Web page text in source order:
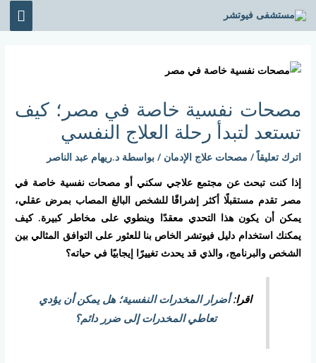
تخطي
إلى
مصحات نفسية خاصة في مصر؛ كيف
تستعد لتبدأ رحلة العلاج النفسي
اترك تعليقاً / مصحات علاج الإدمان / بواسطة د.ريهام عبد الناصر
إذا كنت تبحث عن مجتمع علاجي سكني أو مصحات نفسية خاصة في
مصر تقدم مستقبلًا أكثر إشراقًا للشخص البالغ المصاب بمرض عقلي،
يمكن أن يكون هذا التحدي معقدًا وينطوي على مخاطر كبيرة. كيف
يمكنك استخدام دليل فيوتشر الخاص بنا للعثور على التوافق المثالي بين
الشخص والبرنامج، والذي قد يحدث تغييرًا إيجابيًا في حياته؟
اقرا:أضرار المخدرات النفسية؛ هل يمكن أن يؤدي
تعاطي المخدرات إلى ضرر دائم؟
navigation